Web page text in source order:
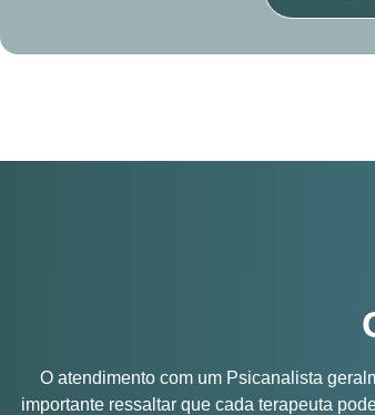
O atendimento com um Psicanalista
importante ressaltar que cada terapeuta